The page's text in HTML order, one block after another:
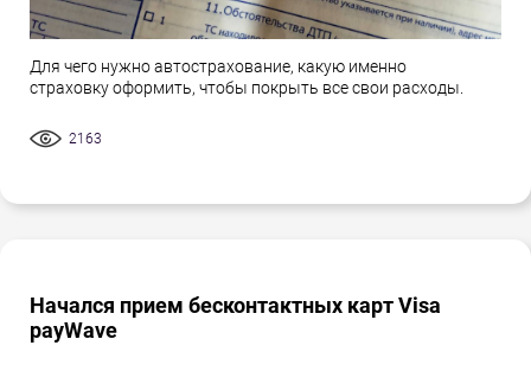
Для чего нужно автострахование, какую именно
страховку оформить, чтобы покрыть все свои расходы.
2163
Начался прием бесконтактных карт Visa
payWave